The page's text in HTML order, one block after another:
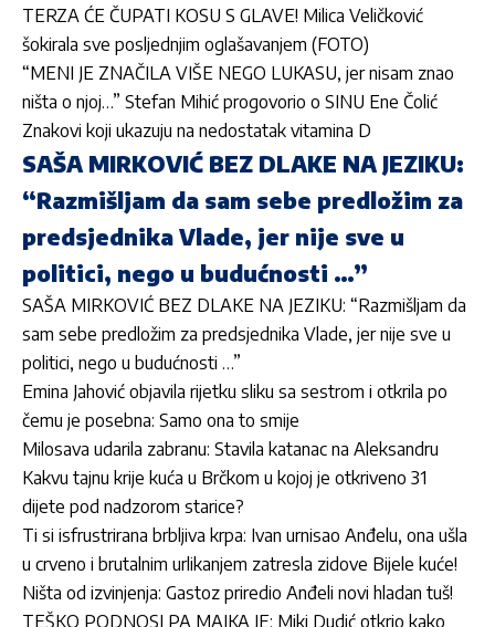
TERZA ĆE ČUPATI KOSU S GLAVE! Milica Veličković
šokirala sve posljednjim oglašavanjem (FOTO)
“MENI JE ZNAČILA VIŠE NEGO LUKASU, jer nisam znao
ništa o njoj…” Stefan Mihić progovorio o SINU Ene Čolić
Znakovi koji ukazuju na nedostatak vitamina D
SAŠA MIRKOVIĆ BEZ DLAKE NA JEZIKU:
“Razmišljam da sam sebe predložim za
predsjednika Vlade, jer nije sve u
politici, nego u budućnosti …”
SAŠA MIRKOVIĆ BEZ DLAKE NA JEZIKU: “Razmišljam da
sam sebe predložim za predsjednika Vlade, jer nije sve u
politici, nego u budućnosti …”
Emina Jahović objavila rijetku sliku sa sestrom i otkrila po
čemu je posebna: Samo ona to smije
Milosava udarila zabranu: Stavila katanac na Aleksandru
Kakvu tajnu krije kuća u Brčkom u kojoj je otkriveno 31
dijete pod nadzorom starice?
Ti si isfrustrirana brbljiva krpa: Ivan urnisao Anđelu, ona ušla
u crveno i brutalnim urlikanjem zatresla zidove Bijele kuće!
Ništa od izvinjenja: Gastoz priredio Anđeli novi hladan tuš!
TEŠKO PODNOSI PA MAJKA JE: Miki Dudić otkrio kako